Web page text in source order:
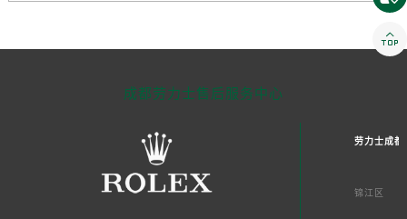
成都劳力士售后服务中心
劳力士成都
锦江区
